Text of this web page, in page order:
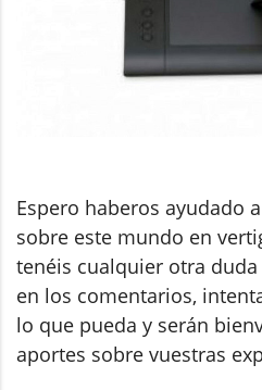
Espero haberos ayudado
sobre este mundo en
tenéis cualquier otra
en los comentarios,
lo que pueda y serán
aportes sobre vuestras